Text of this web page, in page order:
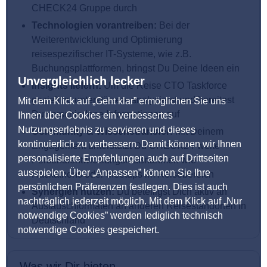
Unvergleichlich lecker
Mit dem Klick auf „Geht klar” ermöglichen Sie uns
Ihnen über Cookies ein verbessertes
Nutzungserlebnis zu servieren und dieses
kontinuierlich zu verbessern. Damit können wir Ihnen
personalisierte Empfehlungen auch auf Drittseiten
ausspielen. Über „Anpassen” können Sie Ihre
persönlichen Präferenzen festlegen. Dies ist auch
nachträglich jederzeit möglich. Mit dem Klick auf „Nur
notwendige Cookies” werden lediglich technisch
notwendige Cookies gespeichert.
CHECK24 Gruppe durch
Technologien vorantreiben: Bei der
Weiterentwicklung und Optimierung
reisespezifischer IT-Systeme, wie z.B.
Buchungsplattformen, bringst Du Deine Ideen ein
Insights liefern:Um die Reise CTO Taskforce
gezielt zu unterstützen, analysierst und bereitest
Du verschiedene Informationen auf
Community & Wissenstransfer:Mit Deinem
Engagement unterstützt Du CHECK24-weite
Personalentwicklungsmaßnahmen wie
Hackathons oder Meetups im Reisebereich
Synergien nutzen:Du beteiligst Dich aktiv an
Austauschformaten an anderen Reisestandorten in
Deutschland